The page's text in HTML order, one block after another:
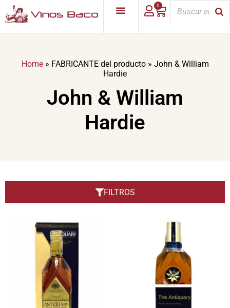
0
Home» FABRICANTE del producto» John & William
Hardie
John & William
Hardie
FILTROS